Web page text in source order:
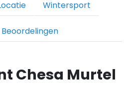
Wintersport
Beoordelingen
Chesa Murtel